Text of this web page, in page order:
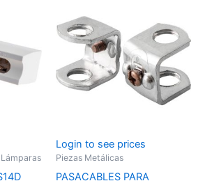
Login to see prices
Piezas Metálicas
PASACABLES PARA